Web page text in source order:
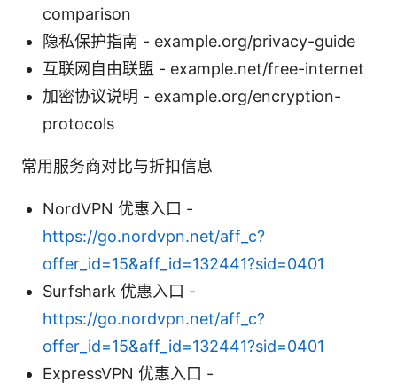
comparison
隐私保护指南 - example.org/privacy-guide
互联网自由联盟 - example.net/free-internet
加密协议说明 - example.org/encryption-
protocols
常用服务商对比与折扣信息
NordVPN 优惠入口 -
https://go.nordvpn.net/aff_c?
offer_id=15&aff_id=132441?sid=0401
Surfshark 优惠入口 -
https://go.nordvpn.net/aff_c?
offer_id=15&aff_id=132441?sid=0401
ExpressVPN 优惠入口 -